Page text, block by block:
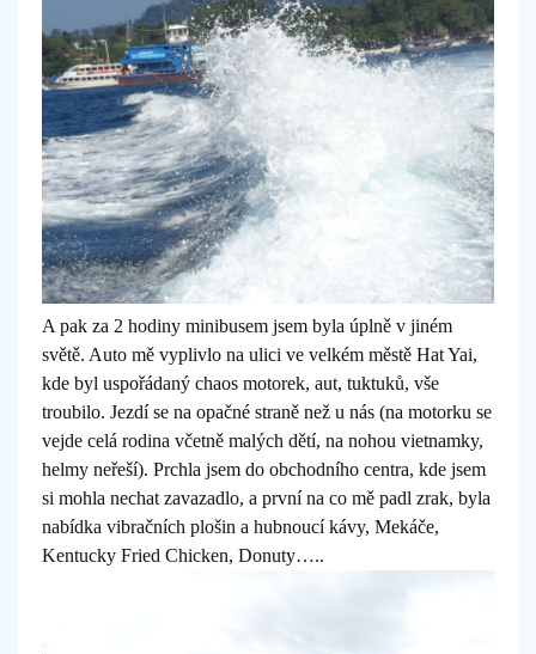
A pak za 2 hodiny minibusem jsem byla úplně v jiném
světě. Auto mě vyplivlo na ulici ve velkém městě Hat Yai,
kde byl uspořádaný chaos motorek, aut, tuktuků, vše
troubilo. Jezdí se na opačné straně než u nás (na motorku se
vejde celá rodina včetně malých dětí, na nohou vietnamky,
helmy neřeší). Prchla jsem do obchodního centra, kde jsem
si mohla nechat zavazadlo, a první na co mě padl zrak, byla
nabídka vibračních plošin a hubnoucí kávy, Mekáče,
Kentucky Fried Chicken, Donuty…..